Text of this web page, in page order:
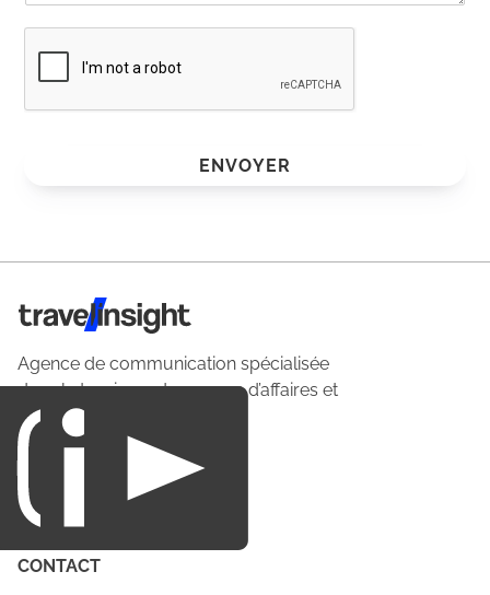
ENVOYER
Travel Insight
Agence de communication spécialisée
dans le tourisme du voyage d’affaires et
du loisirs.
CONTACT